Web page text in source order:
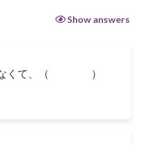
Show answers
なくて、（ ）